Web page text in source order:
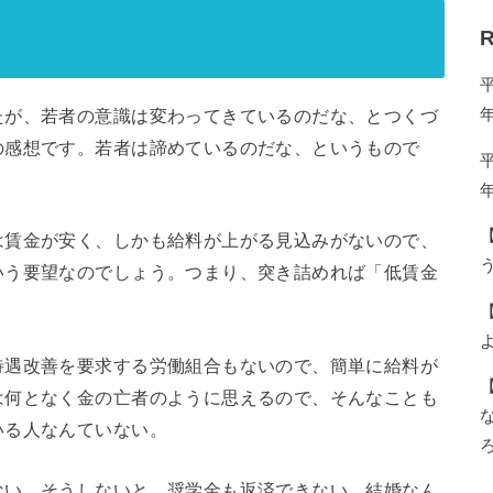
、若者の意識は変わってきているのだな、とつくづ
想です。若者は諦めているのだな、というもので
が安く、しかも給料が上がる見込みがないので、
要望なのでしょう。つまり、突き詰めれば「低賃金
改善を要求する労働組合もないので、簡単に給料が
となく金の亡者のように思えるので、そんなことも
人なんていない。